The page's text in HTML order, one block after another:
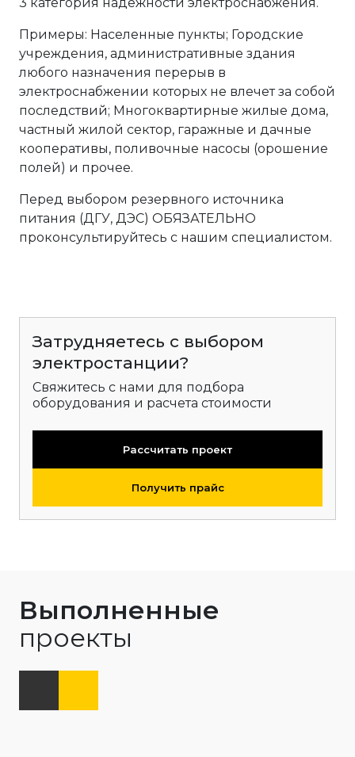
Примеры: Населенные пункты; Городские
учреждения, административные здания
любого назначения перерыв в
электроснабжении которых не влечет за собой
последствий; Многоквартирные жилые дома,
частный жилой сектор, гаражные и дачные
кооперативы, поливочные насосы (орошение
полей) и прочее.
Перед выбором резервного источника
питания (ДГУ, ДЭС) ОБЯЗАТЕЛЬНО
проконсультируйтесь с нашим специалистом.
Затрудняетесь с выбором
электростанции?
Свяжитесь с нами для подбора
оборудования и расчета стоимости
Рассчитать проект
Получить прайс
Выполненные
проекты